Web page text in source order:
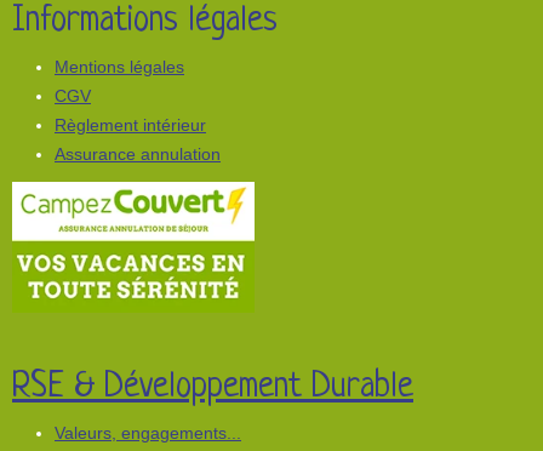
Informations légales
Mentions légales
CGV
Règlement intérieur
Assurance annulation
RSE & Développement Durable
Valeurs, engagements...